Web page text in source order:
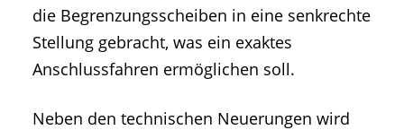
die Begrenzungsscheiben in eine senkrechte
Stellung gebracht, was ein exaktes
Anschlussfahren ermöglichen soll.
Neben den technischen Neuerungen wird